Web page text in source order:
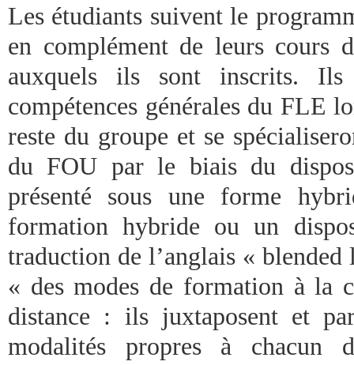
Les étudiants suivent le
en complément de leurs cours
auxquels ils sont inscrits.
compétences générales du FLE
reste du groupe et se
du FOU par le biais du
présenté sous une forme
formation hybride ou un
traduction de l’anglais «
« des modes de formation à la
distance : ils juxtaposent et
modalités propres à chacun